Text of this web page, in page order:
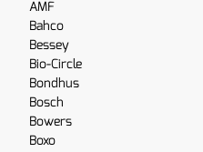
AMF
Bahco
Bessey
Bio-Circle
Bondhus
Bosch
Bowers
Boxo